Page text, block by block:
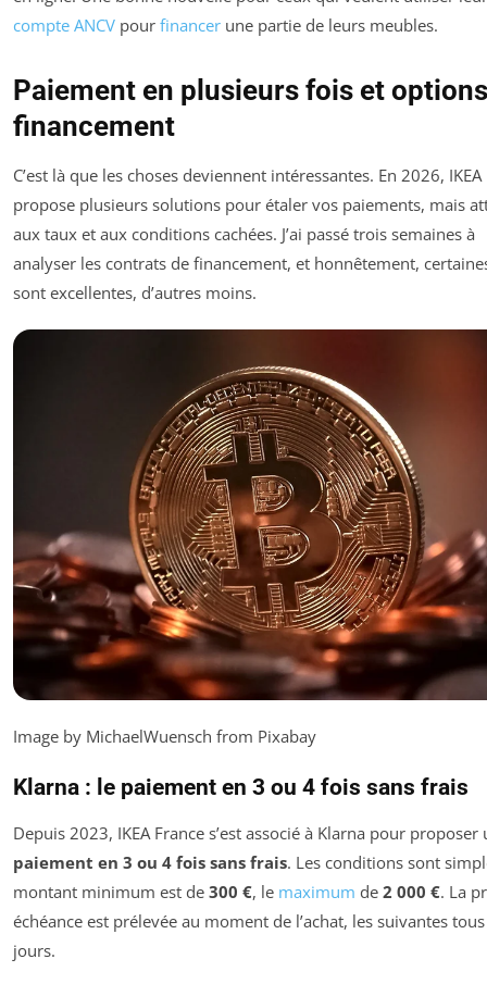
compte ANCV pour financer une partie de leurs meubles.
Paiement en plusieurs fois et
financement
C’est là que les choses deviennent intéressantes. En 2026, IKEA
propose plusieurs solutions pour étaler vos paiements, mais
aux taux et aux conditions cachées. J’ai passé trois semaines à
analyser les contrats de financement, et honnêtement,
sont excellentes, d’autres moins.
Image by MichaelWuensch from Pixabay
Klarna : le paiement en 3 ou 4 fois sans frais
Depuis 2023, IKEA France s’est associé à Klarna pour proposer
paiement en 3 ou 4 fois sans frais. Les conditions sont
montant minimum est de 300 €, le maximum de 2 000 €. La
échéance est prélevée au moment de l’achat, les suivantes
jours.